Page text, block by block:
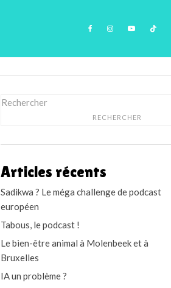
Rechercher
RECHERCHER
Articles récents
Sadikwa ? Le méga challenge de podcast
européen
Tabous, le podcast !
Le bien-être animal à Molenbeek et à
Bruxelles
IA un problème ?